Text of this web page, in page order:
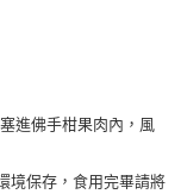
進佛手柑果肉內，風
境保存，食用完畢請將